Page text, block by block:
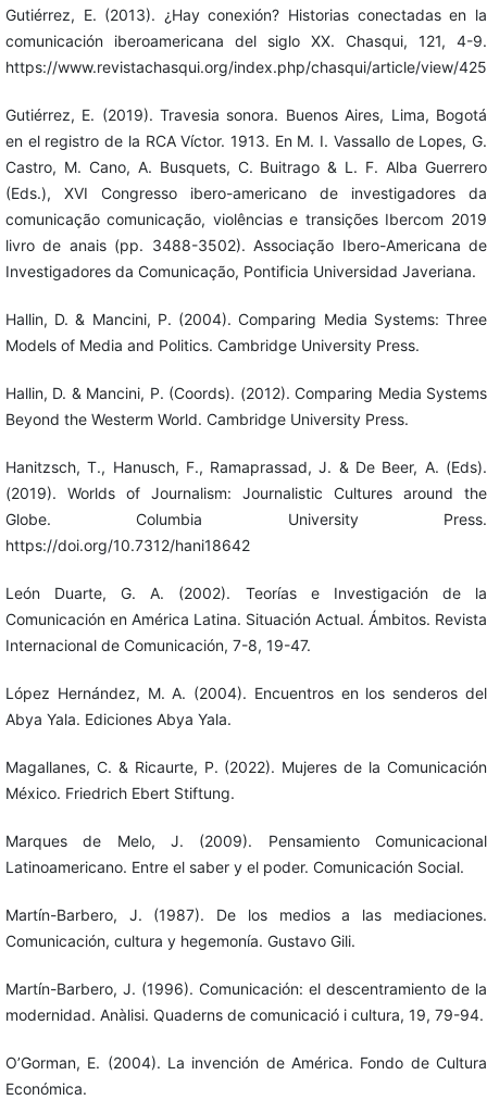
Gutiérrez, E. (2013). ¿Hay conexión? Historias conectadas en la
comunicación iberoamericana del siglo XX. Chasqui, 121, 4-9.
https://www.revistachasqui.org/index.php/chasqui/article/view/425
Gutiérrez, E. (2019). Travesia sonora. Buenos Aires, Lima, Bogotá
en el registro de la RCA Víctor. 1913. En M. I. Vassallo de Lopes, G.
Castro, M. Cano, A. Busquets, C. Buitrago & L. F. Alba Guerrero
(Eds.), XVI Congresso ibero-americano de investigadores da
comunicação comunicação, violências e transições Ibercom 2019
livro de anais (pp. 3488-3502). Associação Ibero-Americana de
Investigadores da Comunicação, Pontificia Universidad Javeriana.
Hallin, D. & Mancini, P. (2004). Comparing Media Systems: Three
Models of Media and Politics. Cambridge University Press.
Hallin, D. & Mancini, P. (Coords). (2012). Comparing Media Systems
Beyond the Westerm World. Cambridge University Press.
Hanitzsch, T., Hanusch, F., Ramaprassad, J. & De Beer, A. (Eds).
(2019). Worlds of Journalism: Journalistic Cultures around the
Globe. Columbia University Press.
https://doi.org/10.7312/hani18642
León Duarte, G. A. (2002). Teorías e Investigación de la
Comunicación en América Latina. Situación Actual. Ámbitos. Revista
Internacional de Comunicación, 7-8, 19-47.
López Hernández, M. A. (2004). Encuentros en los senderos del
Abya Yala. Ediciones Abya Yala.
Magallanes, C. & Ricaurte, P. (2022). Mujeres de la Comunicación
México. Friedrich Ebert Stiftung.
Marques de Melo, J. (2009). Pensamiento Comunicacional
Latinoamericano. Entre el saber y el poder. Comunicación Social.
Martín-Barbero, J. (1987). De los medios a las mediaciones.
Comunicación, cultura y hegemonía. Gustavo Gili.
Martín-Barbero, J. (1996). Comunicación: el descentramiento de la
modernidad. Anàlisi. Quaderns de comunicació i cultura, 19, 79-94.
O’Gorman, E. (2004). La invención de América. Fondo de Cultura
Económica.